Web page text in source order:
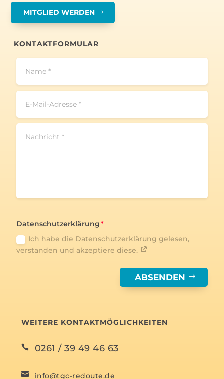
MITGLIED WERDEN
KONTAKTFORMULAR
Datenschutzerklärung
Ich habe die Datenschutzerklärung gelesen,
verstanden und akzeptiere diese.
ABSENDEN
WEITERE KONTAKTMÖGLICHKEITEN
 0261 / 39 49 46 63
 info@tgc-redoute.de